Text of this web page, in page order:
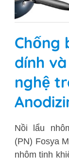
Chống
dính
nghệ
Nồi lẩu
(PN) Fosya
nhôm tinh